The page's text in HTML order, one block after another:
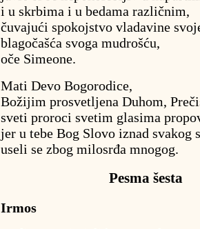
i u skrbima i u bedama različnim,
čuvajući spokojstvo vladavine
blagočašća svoga mudrošću,
oče Simeone.
Mati Devo Bogorodice,
Božijim prosvetljena Duhom,
sveti proroci svetim glasima
jer u tebe Bog Slovo iznad svakog
useli se zbog milosrđa mnogog.
Pesma šesta
Irmos